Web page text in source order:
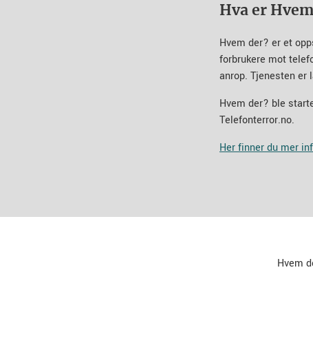
Hva er
Hvem der? er et
forbrukere mot
anrop. Tjenesten er
Hvem der? ble
Telefonterror.no.
Her finner du mer
Hvem